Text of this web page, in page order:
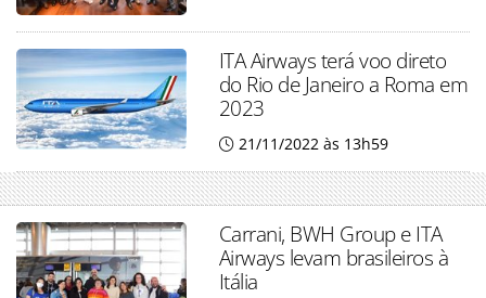
ITA Airways terá voo direto
do Rio de Janeiro a Roma em
2023
21/11/2022 às 13h59
Carrani, BWH Group e ITA
Airways levam brasileiros à
Itália